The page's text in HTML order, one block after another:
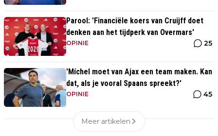
Parool: 'Financiële koers van Cruijff doet
denken aan het tijdperk van Overmars'
OPINIE 25
'Míchel moet van Ajax een team maken. Kan
dat, als je vooral Spaans spreekt?'
OPINIE 45
Meer artikelen